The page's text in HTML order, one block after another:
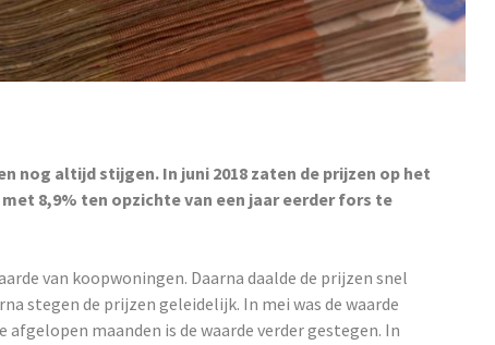
nog altijd stijgen. In juni 2018 zaten de prijzen op het
8,9% ten opzichte van een jaar eerder fors te
van koopwoningen. Daarna daalde de prijzen snel
stegen de prijzen geleidelijk. In mei was de waarde
afgelopen maanden is de waarde verder gestegen. In